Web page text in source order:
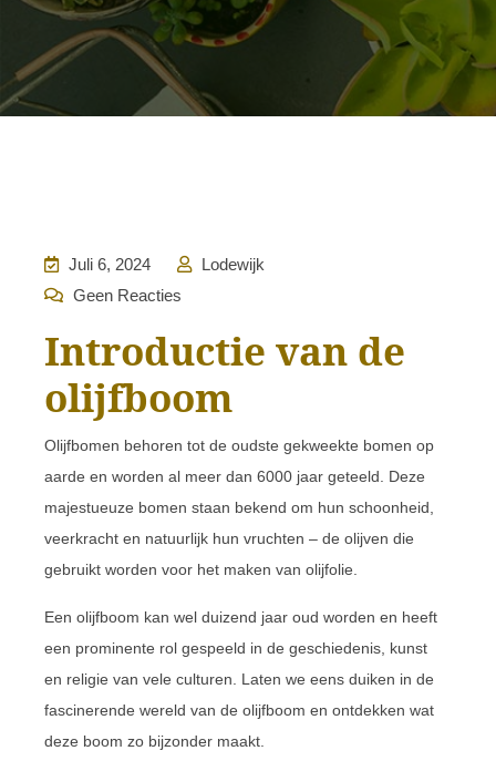
Juli 6, 2024
Lodewijk
Geen Reacties
Introductie van de
olijfboom
Olijfbomen behoren tot de oudste gekweekte bomen op
aarde en worden al meer dan 6000 jaar geteeld. Deze
majestueuze bomen staan bekend om hun schoonheid,
veerkracht en natuurlijk hun vruchten – de olijven die
gebruikt worden voor het maken van olijfolie.
Een olijfboom kan wel duizend jaar oud worden en heeft
een prominente rol gespeeld in de geschiedenis, kunst
en religie van vele culturen. Laten we eens duiken in de
fascinerende wereld van de olijfboom en ontdekken wat
deze boom zo bijzonder maakt.